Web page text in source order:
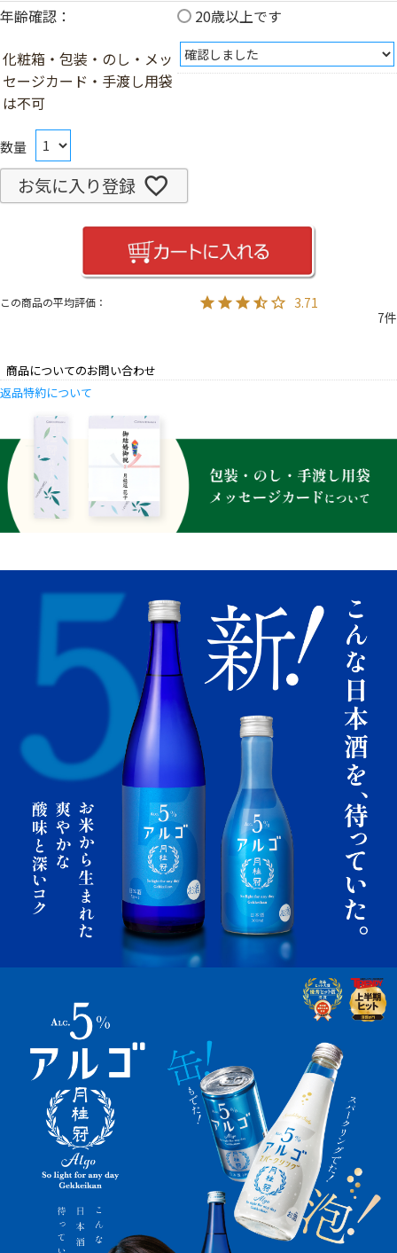
年齢確認：
20歳以上です
化粧箱・包装・のし・メッ
セージカード・手渡し用袋
は不可
お気に入り登録
3.71
7
商品についてのお問い合わせ
返品特約について